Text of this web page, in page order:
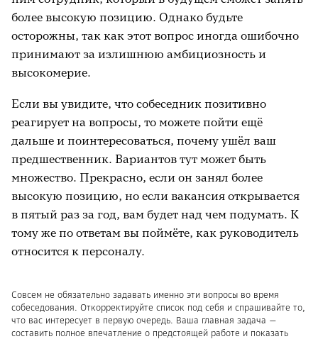
более высокую позицию. Однако будьте
осторожны, так как этот вопрос иногда ошибочно
принимают за излишнюю амбициозность и
высокомерие.
Если вы увидите, что собеседник позитивно
реагирует на вопросы, то можете пойти ещё
дальше и поинтересоваться, почему ушёл ваш
предшественник. Вариантов тут может быть
множество. Прекрасно, если он занял более
высокую позицию, но если вакансия открывается
в пятый раз за год, вам будет над чем подумать. К
тому же по ответам вы поймёте, как руководитель
относится к персоналу.
Совсем не обязательно задавать именно эти вопросы во время
собеседования. Откорректируйте список под себя и спрашивайте то,
что вас интересует в первую очередь. Ваша главная задача —
составить полное впечатление о предстоящей работе и показать